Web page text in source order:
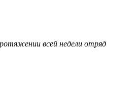
всей недели отряд